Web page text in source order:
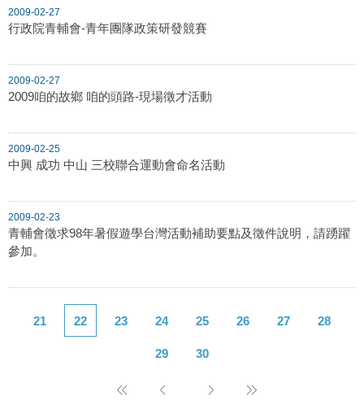
2009-02-27
行政院青輔會-青年團隊政策研發競賽
2009-02-27
2009咱的故鄉 咱的頭路-現場徵才活動
2009-02-25
中興 成功 中山 三校聯合運動會命名活動
2009-02-23
青輔會徵求98年暑假遊學台灣活動補助要點及徵件說明，請踴躍
參加。
21 22 23 24 25 26 27 28
29 30